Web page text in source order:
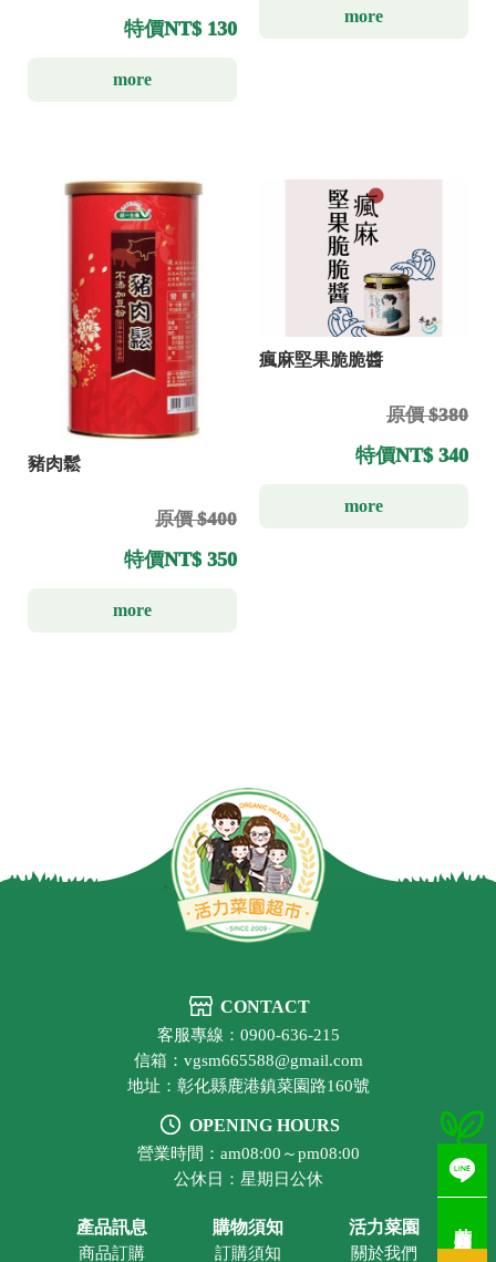
特價NT$ 130
more
more
豬肉鬆
原價 $400
特價NT$ 350
more
瘋麻堅果脆脆醬
原價 $380
特價NT$ 340
more
CONTACT
客服專線：0900-636-215
信箱：vgsm665588@gmail.com
地址：彰化縣鹿港鎮菜園路160號
OPENING HOURS
營業時間：am08:00～pm08:00
公休日：星期日公休
產品訊息
商品訂購
購物須知
訂購須知
活力菜園
關於我們